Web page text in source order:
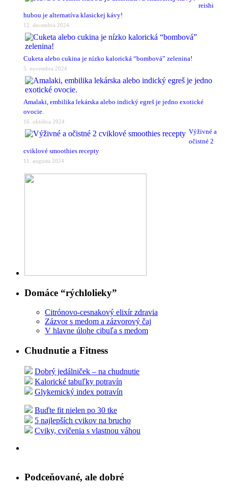
reishi
hubou je alternatíva klasickej kávy!
12. decembra 2024
Cuketa alebo cukina je nízko kalorická “bombová” zelenina!
5. novembra 2024
Amalaki, embilika lekárska alebo indický egreš je jedno exotické
ovocie.
16. októbra 2024
Výživné a
očistné 2
cviklové smoothies recepty
11. augusta 2024
Domáce “rýchlolieky”
Citrónovo-cesnakový elixír zdravia
Zázvor s medom a zázvorový čaj
V hlavne úlohe cibuľa s medom
Chudnutie a Fitness
Dobrý jedálniček – na chudnutie
Kalorické tabuľky potravín
Glykemický index potravín
Buďte fit nielen po 30 tke
5 najlepších cvikov na brucho
Cviky, cvičenia s vlastnou váhou
Podceňované, ale dobré